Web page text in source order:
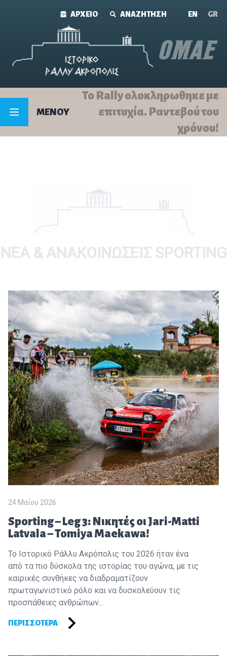
ΑΡΧΕΙΟ ΑΝΑΖΗΤΗΣΗ ΕΝ GR
MENOY
Το Rally ολοκληρωθηκε με
επιτυχία. Ραντεβού του
χρόνου!
ΝΈΑ & ΑΝΑΚΟΙΝΏΣΕΙΣ SPORTING
24 Μαΐου 2026
Sporting – Leg 3: Νικητές οι Jari-Matti
Latvala – Tomiya Maekawa!
Το Ιστορικό Ράλλυ Ακρόπολις του 2026 ήταν ένα
από τα πιο δύσκολα της ιστορίας του αγώνα, με τις
καιρικές συνθήκες να διαδραματίζουν
πρωταγωνιστικό ρόλο και να δυσκολεύουν τις
προσπάθειες ανθρώπων...
ΠΕΡΙΣΣΌΤΕΡΑ